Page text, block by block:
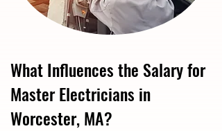
What Influences the Salary for
Master Electricians in
Worcester, MA?